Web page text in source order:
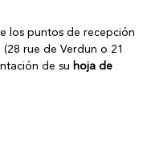
los puntos de recepción
rue de Verdun o 21
de su hoja de